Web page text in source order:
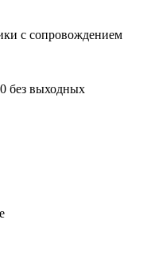
с сопровождением
без выходных